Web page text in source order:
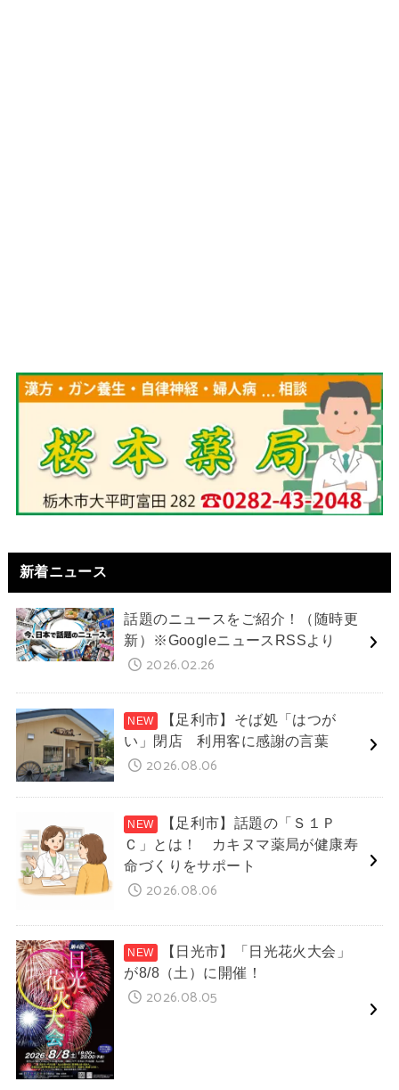
新着ニュース
話題のニュースをご紹介！（随時更
新）※GoogleニュースRSSより
2026.02.26
【足利市】そば処「はつが
い」閉店 利用客に感謝の言葉
2026.08.06
【足利市】話題の「Ｓ１Ｐ
Ｃ」とは！ カキヌマ薬局が健康寿
命づくりをサポート
2026.08.06
【日光市】「日光花火大会」
が8/8（土）に開催！
2026.08.05